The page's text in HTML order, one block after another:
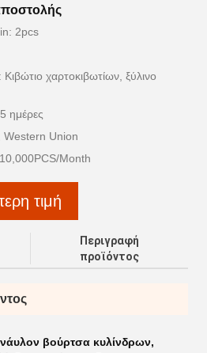
2pcs
χαρτοκιβωτίων, ξύλινο
ημέρες
Union
Month
τιμή
Περιγραφή
προϊόντος
νάυλον βούρτσα κυλίνδρων,